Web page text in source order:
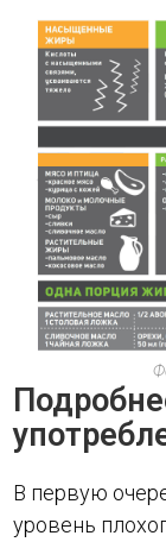
В первую
уровень